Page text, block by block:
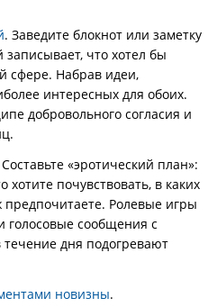
. Заведите блокнот или заметку
что хотел бы
сфере. Набрав идеи,
интересных для обоих.
добровольного согласия и
«эротический план»:
почувствовать, в каких
предпочитаете. Ролевые игры
голосовые сообщения с
дня подогревают
новизны.